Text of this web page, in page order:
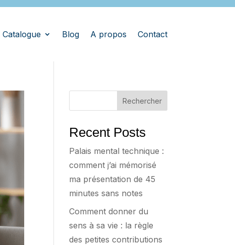
Catalogue Blog A propos Contact
Rechercher
Recent Posts
Palais mental technique :
comment j’ai mémorisé
ma présentation de 45
minutes sans notes
Comment donner du
sens à sa vie : la règle
des petites contributions